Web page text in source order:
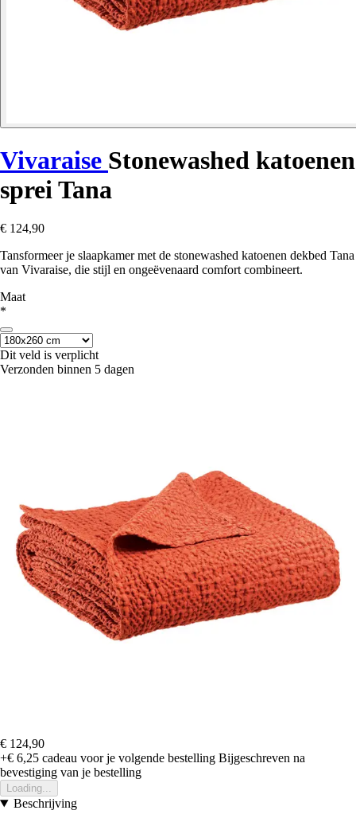
Vivaraise Stonewashed katoenen
sprei Tana
€ 124,90
Tansformeer je slaapkamer met de stonewashed katoenen dekbed Tana
van Vivaraise, die stijl en ongeëvenaard comfort combineert.
Maat
*
Dit veld is verplicht
Verzonden binnen 5 dagen
€ 124,90
+€ 6,25 cadeau voor je volgende bestelling Bijgeschreven na
bevestiging van je bestelling
Loading...
Beschrijving